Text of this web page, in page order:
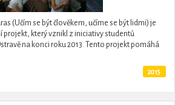
(Učím se být člověkem, učíme se být lidmi) je
který vznikl z iniciativy studentů
na konci roku 2013. Tento projekt pomáhá
2015